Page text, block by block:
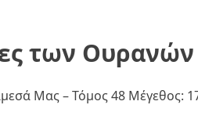
των Ουρανών
Μας – Τόμος 48 Μέγεθος: